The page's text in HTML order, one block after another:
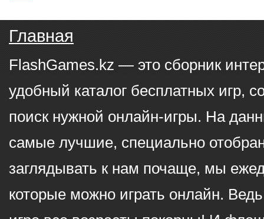
Главная
FlashGames.kz — это сборник
удобный каталог бесплатных игр,
поиск нужной онлайн-игры. На
самые лучшие, специально
заглядывать к нам почаще, мы
которые можно играть онлайн.